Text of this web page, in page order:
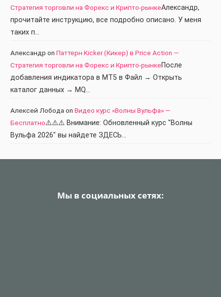
Стратегия торговли на Форекс и Крипто-рынкеАлександр,
прочитайте инструкцию, все подробно описано. У меня
таких п…
Александр on Паттерн Kicker (Кикер) в Price Action —
Стратегия торговли на Форекс и Крипто-рынкеПосле
добавления индикатора в МТ5 в Файл → Открыть
каталог данных → MQ…
Алексей Лобода on Видео курс «Волны Вульфа» —
Бесплатно⚠️⚠️⚠️ Внимание: Обновленный курс "Волны
Вульфа 2026" вы найдете ЗДЕСЬ…
Мы в социальных сетях: